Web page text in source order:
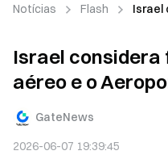
Notícias Flash Israel
Israel considera
aéreo e o
GateNews
2026-06-07 19:39:45